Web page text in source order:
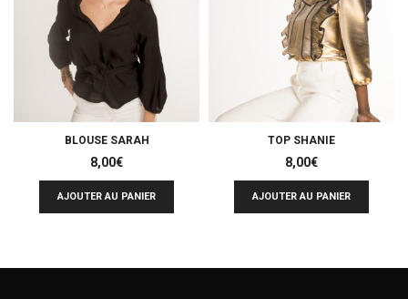
BLOUSE SARAH
8,00€
AJOUTER AU PANIER
TOP SHANIE
8,00€
AJOUTER AU PANIER